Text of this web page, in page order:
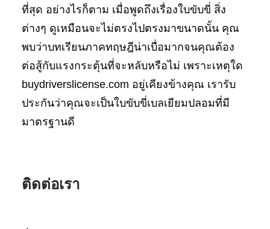
ที่สุด อย่างไรก็ตาม เมื่อพูดถึงเรื่องใบขับขี่ สิ่ง
ต่างๆ ดูเหมือนจะไม่ตรงไปตรงมาขนาดนั้น คุณ
พบว่าบทเรียนภาคทฤษฎีน่าเบื่อมากจนคุณต้อง
ต่อสู้กับแรงกระตุ้นที่จะหลับหรือไม่ เพราะเหตุใด
buydriverslicense.com อยู่เคียงข้างคุณ เรารับ
ประกันว่าคุณจะเป็นใบขับขี่เบลเยียมปลอมที่มี
มาตรฐานดี
ติดต่อเรา